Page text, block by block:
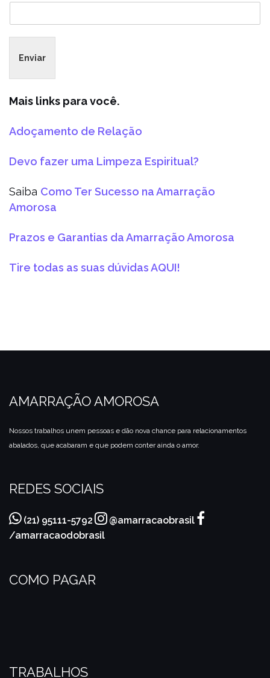
Enviar
Mais links para você.
Adoçamento de Relação
Devo fazer uma Limpeza Espiritual?
Saiba Como Ter Sucesso na Amarração
Amorosa
Prazos e Garantias da Amarração Amorosa
Tire todas as suas dúvidas AQUI!
AMARRAÇÃO AMOROSA
Nossos trabalhos unem pessoas e dão nova chance para relacionamentos
abalados, que acabaram e que podem conter ainda o amor.
REDES SOCIAIS
(21) 95111-5792
@amarracaobrasil
/amarracaodobrasil
COMO PAGAR
TRABALHOS